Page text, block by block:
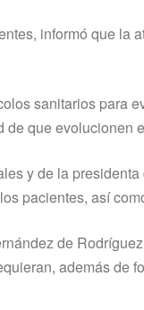
informó que la
sanitarios para
que evolucionen
y de la
pacientes, así
de
además de